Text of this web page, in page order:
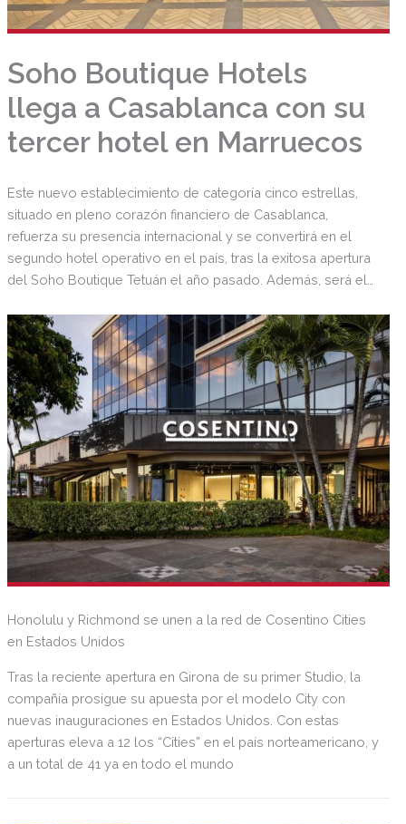
Soho Boutique Hotels
llega a Casablanca con su
tercer hotel en Marruecos
Este nuevo establecimiento de categoría cinco estrellas,
situado en pleno corazón financiero de Casablanca,
refuerza su presencia internacional y se convertirá en el
segundo hotel operativo en el país, tras la exitosa apertura
del Soho Boutique Tetuán el año pasado. Además, será el
cuya apertura está prevista para finales de 2026.
Honolulu y Richmond se unen a la red de Cosentino Cities
en Estados Unidos
Tras la reciente apertura en Girona de su primer Studio, la
compañía prosigue su apuesta por el modelo City con
nuevas inauguraciones en Estados Unidos. Con estas
aperturas eleva a 12 los “Cities” en el país norteamericano, y
a un total de 41 ya en todo el mundo